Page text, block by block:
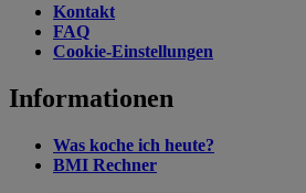
Kontakt
FAQ
Cookie-Einstellungen
Informationen
Was koche ich heute?
BMI Rechner